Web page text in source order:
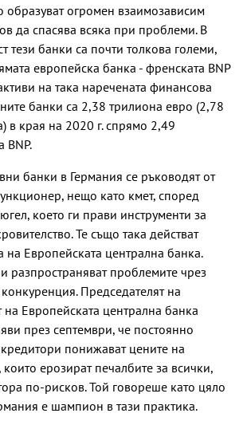
образуват огромен взаимозависим
да спасява всяка при проблеми. В
тези банки са почти толкова големи,
европейска банка - френската BNP
на така наречената финансова
банки са 2,38 трилиона евро (2,78
в края на 2020 г. спрямо 2,49
BNP.
банки в Германия се ръководят от
нещо като кмет, според
което ги прави инструменти за
Те също така действат
на Европейската централна банка.
разпространяват проблемите чрез
Председателят на
Европейската централна банка
през септември, че постоянно
понижават цените на
ерозират печалбите за всички,
по-рисков. Той говореше като цяло
е шампион в тази практика.